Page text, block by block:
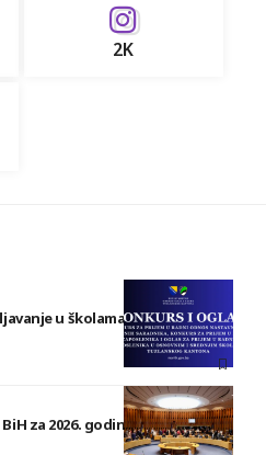
2K
u školama TK: Rok za
za 2026. godinu vrijedan 1,58